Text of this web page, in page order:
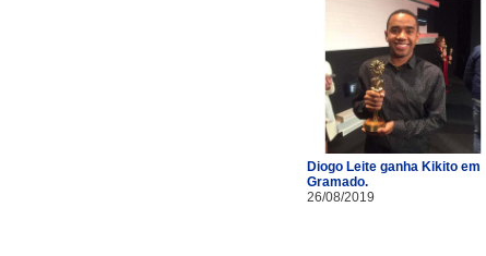
Diogo Leite ganha Kikito em
Gramado.
26/08/2019